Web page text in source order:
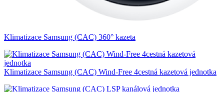
Klimatizace Samsung (CAC) 360° kazeta
Klimatizace Samsung (CAC) Wind-Free 4cestná kazetová jednotka